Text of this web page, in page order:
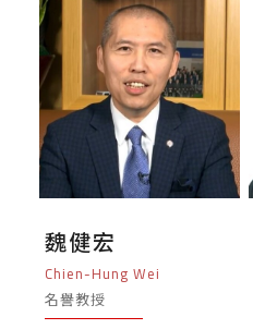
魏健宏
Chien-Hung Wei
名譽教授